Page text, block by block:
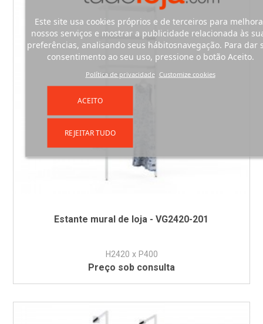
Estante mural de loja - VG2420-201
H2420 x P400
Preço sob consulta
Este site usa cookies próprios e de terceiros para
nossos serviços e mostrar a publicidade relacionada às
preferências, analisando seus hábitosnavegação. Para dar
consentimento ao seu uso, pressione o botão Aceito.
Política de privacidade Customize cookies
REJEITAR TUDO
ACEITO